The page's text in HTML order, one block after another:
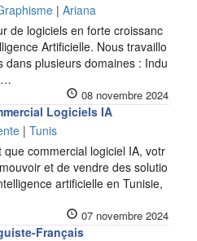
| Ariana
de logiciels en forte croissanc
Artificielle. Nous travaillo
dans plusieurs domaines : Indu
08 novembre 2024
Logiciels IA
| Tunis
commercial logiciel IA, votr
et de vendre des solutio
artificielle en Tunisie,
07 novembre 2024
Français